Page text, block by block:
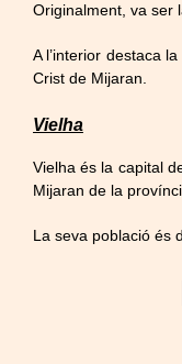
Originalment, va ser
A l’interior destaca
Crist de Mijaran.
Vielha
Vielha és la capital
Mijaran de la
La seva població és